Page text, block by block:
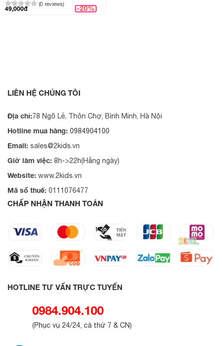
(0 reviews)
49,000đ -20%
LIÊN HỆ CHÚNG TÔI
Địa chỉ:78 Ngõ Lẻ, Thôn Chợ, Bình Minh, Hà Nội
Hotline mua hàng: 0984904100
Email: sales@2kids.vn
Giờ làm việc: 8h->22h(Hằng ngày)
Website: www.2kids.vn
Mã số thuế: 0111076477
CHẤP NHẬN THANH TOÁN
HOTLINE TƯ VẤN TRỰC TUYẾN
0984.904.100
(Phục vụ 24/24, cả thứ 7 & CN)